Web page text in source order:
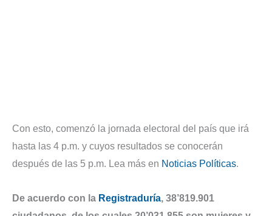
Con esto, comenzó la jornada electoral del país que irá
hasta las 4 p.m. y cuyos resultados se conocerán
después de las 5 p.m. Lea más en Noticias Políticas.
De acuerdo con la Registraduría, 38’819.901